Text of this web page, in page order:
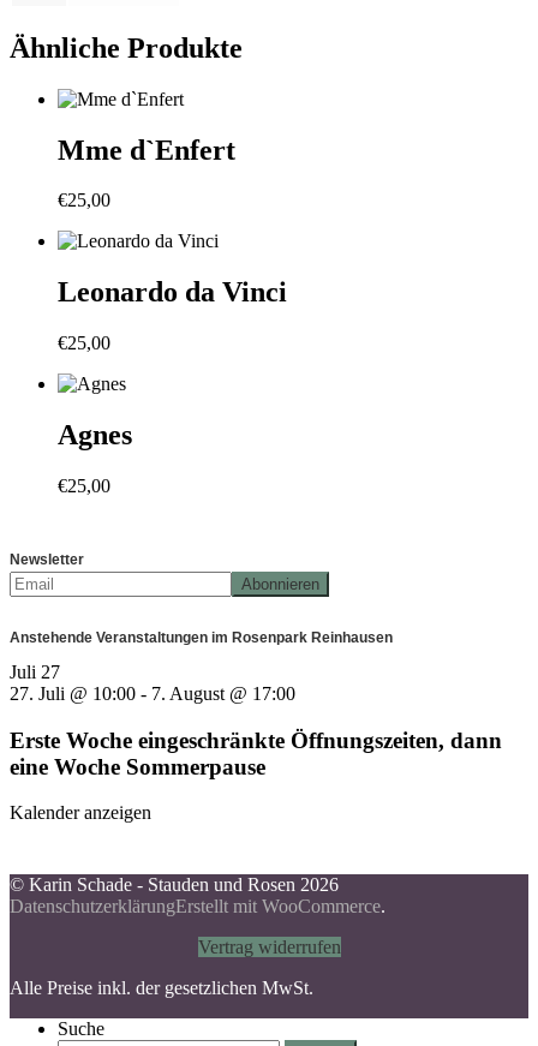
Ähnliche Produkte
Mme d`Enfert
€25,00
Leonardo da Vinci
€25,00
Agnes
€25,00
Newsletter
Anstehende Veranstaltungen im Rosenpark Reinhausen
Juli 27
27. Juli @ 10:00 - 7. August @ 17:00
Erste Woche eingeschränkte Öffnungszeiten, dann
eine Woche Sommerpause
Kalender anzeigen
© Karin Schade - Stauden und Rosen 2026
DatenschutzerklärungErstellt mit WooCommerce.
Vertrag widerrufen
Alle Preise inkl. der gesetzlichen MwSt.
Suche